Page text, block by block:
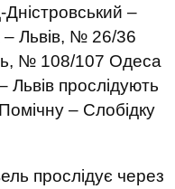
–
Львів, № 26/36
№ 108/107 Одеса
прослідують
– Слобідку
прослідує через